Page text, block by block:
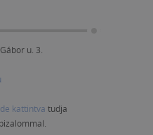
u. 3.
kattintva tudja